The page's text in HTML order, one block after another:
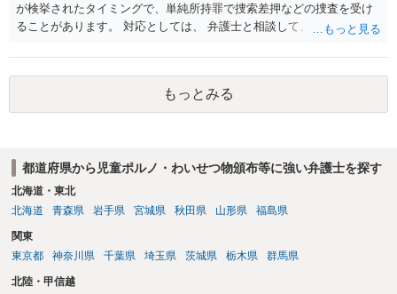
が検挙されたタイミングで、単純所持罪で捜索差押などの捜査を受け
ることがあります。 対応としては、 弁護士と相談して、 児童ポルノ
談しておく などが考えられます。
もっとみる
都道府県から児童ポルノ・わいせつ物頒布等に強い弁護士を探す
北海道・東北
北海道
青森県 岩手県 宮城県 秋田県 山形県 福島県
関東
東京都
神奈川県 千葉県 埼玉県 茨城県 栃木県 群馬県
北陸・甲信越